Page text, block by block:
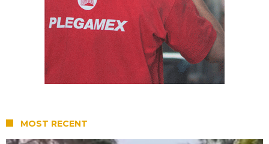
MOST RECENT